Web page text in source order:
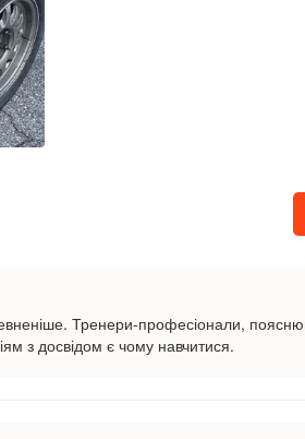
Тренери-професіонали,
з досвідом є чому навчитися.